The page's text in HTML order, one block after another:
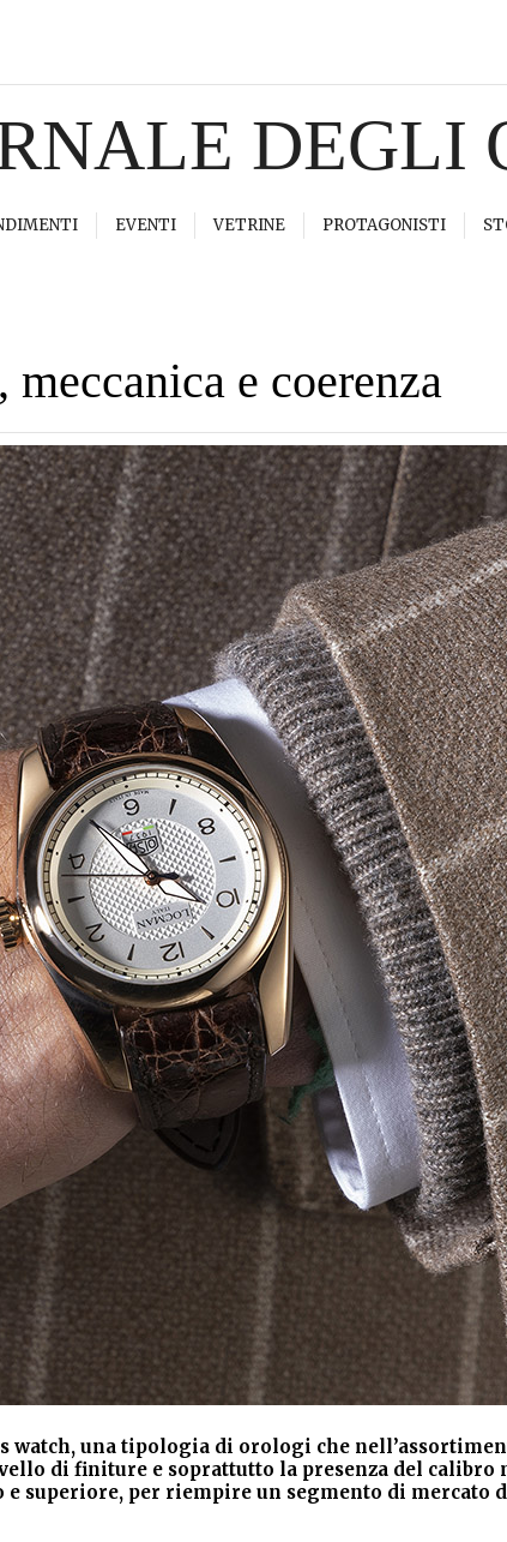
DEGLI
EVENTI VETRINE PROTAGONISTI
e coerenza
una tipologia di orologi che
di finiture e soprattutto la presenza del
e superiore, per riempire un segmento di